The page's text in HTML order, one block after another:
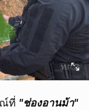
ณ์ที่ "ช่องอานม้า"